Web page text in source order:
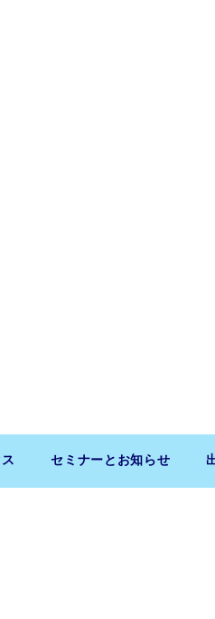
セミナーとお知らせ